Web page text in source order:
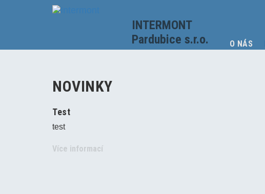
INTERMONT
Pardubice s.r.o.
O NÁS
NOVINKY
Test
test
Více informací